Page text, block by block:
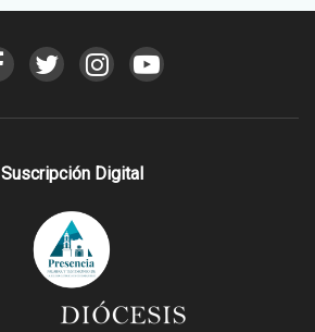
Suscripción Digital